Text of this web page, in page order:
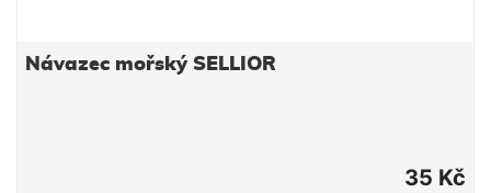
Návazec mořský SELLIOR
35 Kč